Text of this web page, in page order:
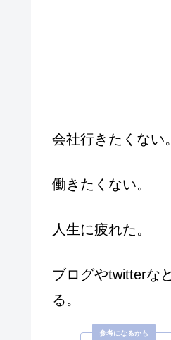
会社行きたくない。
働きたくない。
人生に疲れた。
ブログやtwitterな
る。